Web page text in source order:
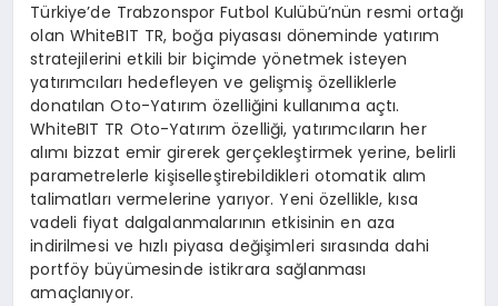
Türkiye’de Trabzonspor Futbol Kulübü’nün resmi ortağı
olan WhiteBIT TR, boğa piyasası döneminde yatırım
stratejilerini etkili bir biçimde yönetmek isteyen
yatırımcıları hedefleyen ve gelişmiş özelliklerle
donatılan Oto-Yatırım özelliğini kullanıma açtı.
WhiteBIT TR Oto-Yatırım özelliği, yatırımcıların her
alımı bizzat emir girerek gerçekleştirmek yerine, belirli
parametrelerle kişiselleştirebildikleri otomatik alım
talimatları vermelerine yarıyor. Yeni özellikle, kısa
vadeli fiyat dalgalanmalarının etkisinin en aza
indirilmesi ve hızlı piyasa değişimleri sırasında dahi
portföy büyümesinde istikrara sağlanması
amaçlanıyor.